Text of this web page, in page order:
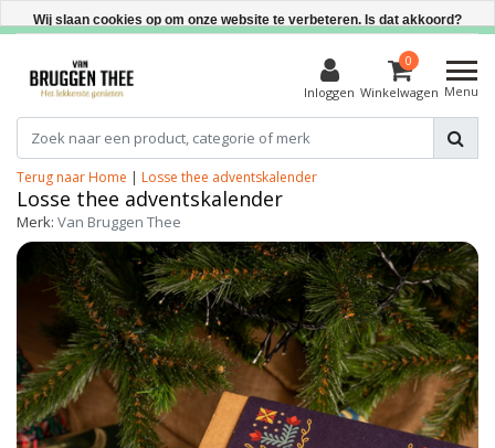
Direct uit voorraad leverbaar
Inloggen
0
Winkelwagen Menu
Terug naar Home | Losse thee adventskalender
Losse thee adventskalender
Merk: Van Bruggen Thee
Wij slaan cookies op om onze website te verbeteren. Is dat akkoord?
Meer over cookies »